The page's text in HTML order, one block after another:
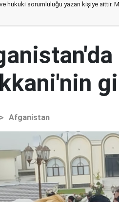
hukuki sorumluluğu yazan kişiye aittir.
> Afganistan